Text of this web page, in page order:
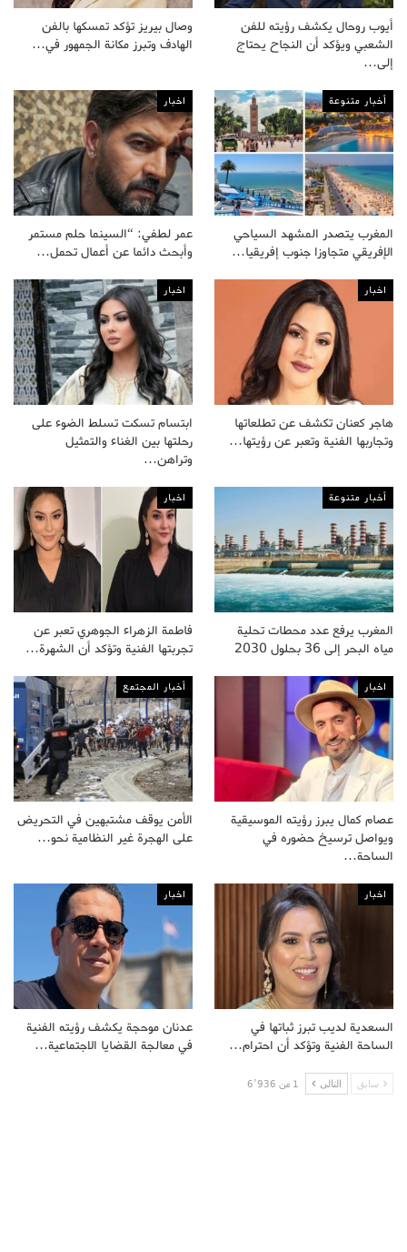
أيوب روحال يكشف رؤيته للفن
الشعبي ويؤكد أن النجاح يحتاج
إلى…
وصال بيريز تؤكد تمسكها بالفن
الهادف وتبرز مكانة الجمهور في…
أخبار متنوعة
المغرب يتصدر المشهد السياحي
الإفريقي متجاوزا جنوب إفريقيا…
اخبار
عمر لطفي: “السينما حلم مستمر
وأبحث دائما عن أعمال تحمل…
اخبار
هاجر كعنان تكشف عن تطلعاتها
وتجاربها الفنية وتعبر عن رؤيتها…
اخبار
ابتسام تسكت تسلط الضوء على
رحلتها بين الغناء والتمثيل
وتراهن…
أخبار متنوعة
المغرب يرفع عدد محطات تحلية
مياه البحر إلى 36 بحلول 2030
اخبار
فاطمة الزهراء الجوهري تعبر عن
تجربتها الفنية وتؤكد أن الشهرة…
اخبار
عصام كمال يبرز رؤيته الموسيقية
ويواصل ترسيخ حضوره في
الساحة…
أخبار المجتمع
الأمن يوقف مشتبهين في التحريض
على الهجرة غير النظامية نحو…
اخبار
السعدية لديب تبرز ثباتها في
الساحة الفنية وتؤكد أن احترام…
اخبار
عدنان موحجة يكشف رؤيته الفنية
في معالجة القضايا الاجتماعية…
سابق التالى 1 من 6٬936